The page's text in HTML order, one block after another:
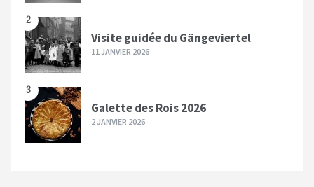
2
Visite guidée du Gängeviertel
11 JANVIER 2026
3
Galette des Rois 2026
2 JANVIER 2026